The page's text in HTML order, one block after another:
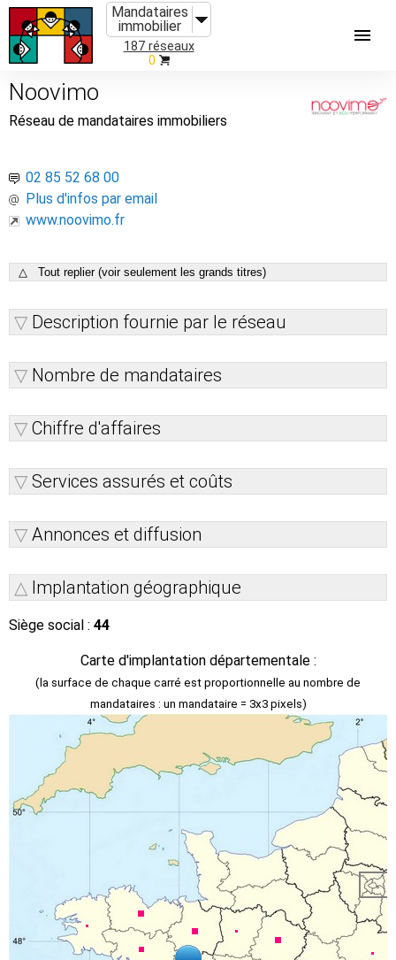
Mandataires
immobilier
187 réseaux
0
Noovimo
Réseau de mandataires immobiliers
02 85 52 68 00
Plus d'infos par email
www.noovimo.fr
△ Tout replier (voir seulement les grands titres)
Description fournie par le réseau
Nombre de mandataires
Chiffre d'affaires
Services assurés et coûts
Annonces et diffusion
Implantation géographique
Siège social : 44
Carte d'implantation départementale :
(la surface de chaque carré est proportionnelle au nombre de
mandataires : un mandataire = 3x3 pixels)